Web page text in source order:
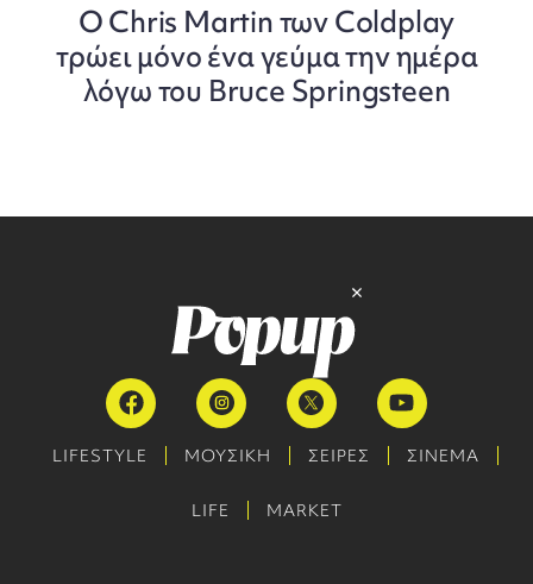
Ο Chris Martin των Coldplay
τρώει μόνο ένα γεύμα την ημέρα
λόγω του Bruce Springsteen
LIFESTYLE ΜΟΥΣΙΚΗ ΣΕΙΡΕΣ ΣΙΝΕΜΑ
LIFE MARKET